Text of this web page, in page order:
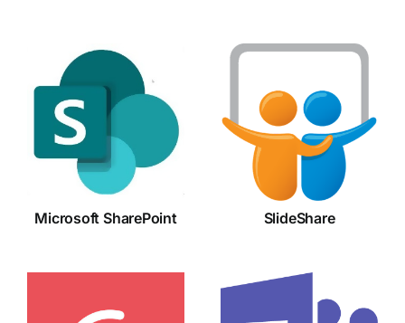
Microsoft
SharePoint
Microsoft SharePoint
SlideShare
SlideShare